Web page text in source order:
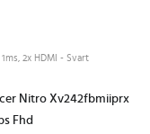
2x HDMI - Svart
Nitro Xv242fbmiiprx
Fhd